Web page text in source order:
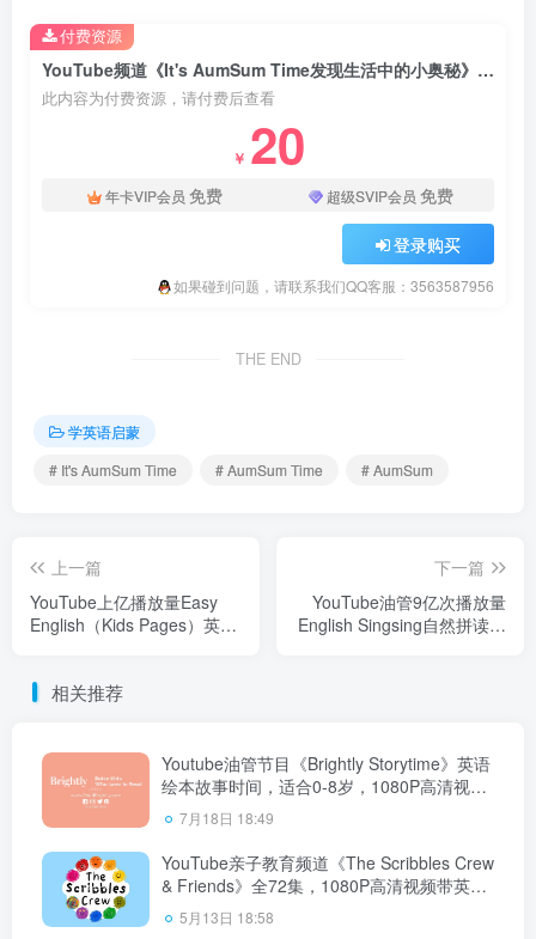
YouTube频道《It's AumSum Time发现生活中的小奥秘》全1657集，学习数学科学地理生物化学！1080P高清视频带英文字幕，百度云网盘下载！
此内容为付费资源，请付费后查看
￥ 20
年卡VIP会员 免费 超级SVIP会员 免费
登录购买
如果碰到问题，请联系我们QQ客服：3563587956
付费资源
THE END
学英语启蒙
# It's AumSum Time
# AumSum Time # AumSum
上一篇
YouTube上亿播放量Easy
English（Kids Pages）英语
集，1080P高清视频带英文
下一篇
YouTube油管9亿次播放量
English Singsing自然拼读日
相关推荐
Youtube油管节目《Brightly Storytime》英语
绘本故事时间，适合0-8岁，1080P高清视频
带英文字幕，百度云网盘下载
7月18日 18:49
YouTube亲子教育频道《The Scribbles Crew
& Friends》全72集，1080P高清视频带英文
字幕，百度云网盘下载！
5月13日 18:58